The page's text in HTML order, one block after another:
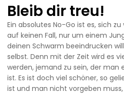
Bleib dir treu!
Ein absolutes No-Go ist es, sich
auf keinen Fall, nur um einem
deinen Schwarm beeindrucken
selbst. Denn mit der Zeit wird es
werden, jemand zu sein, der man
ist. Es ist doch viel schöner, so
ist und man nicht vorgeben